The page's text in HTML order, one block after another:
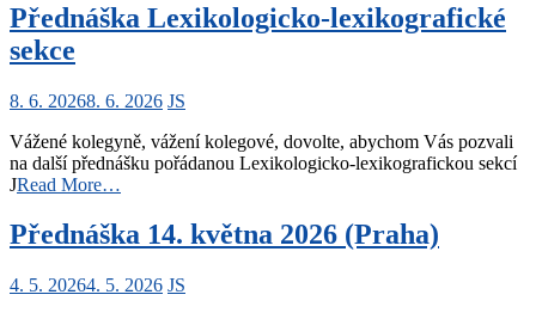
Přednáška Lexikologicko-lexikografické
sekce
8. 6. 20268. 6. 2026 JS
Vážené kolegyně, vážení kolegové, dovolte, abychom Vás pozvali
na další přednášku pořádanou Lexikologicko-lexikografickou sekcí
JRead More…
Přednáška 14. května 2026 (Praha)
4. 5. 20264. 5. 2026 JS